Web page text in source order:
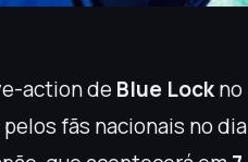
action de Blue Lockno
fãs nacionais no dia